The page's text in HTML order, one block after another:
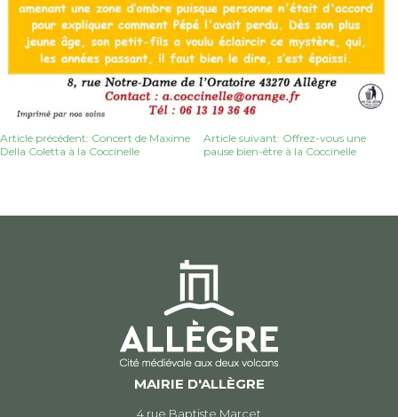
Navigation
l’article
Article précédent: Concert de Maxime
Della Coletta à la Coccinelle
Article suivant: Offrez-vous une
pause bien-être à la Coccinelle
MAIRIE D'ALLÈGRE
4 rue Baptiste Marcet